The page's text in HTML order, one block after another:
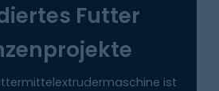
Futter
ist